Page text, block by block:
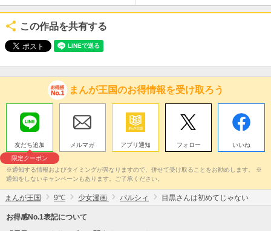
この作品を共有する
まんが王国のお得情報を受け取ろう
友だち追加
限定クーポン
メルマガ アプリ通知 フォロー いいね
※通知する情報およびタイミングが異なりますので、併せて受け取ることをお勧めします。 ※
通知をしないキャンペーンもあります。ご了承ください。
まんが王国 9℃ 少女漫画 パルシィ 目黒さんは初めてじゃない
お得感No.1表記について